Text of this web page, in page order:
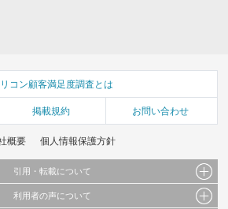
コン顧客満足度調査とは
掲載規約 お問い合わせ
概要 個人情報保護方針
引用・転載について
（文字、写真、イラスト、画像データ等）及びこれらの配
利用者の声について